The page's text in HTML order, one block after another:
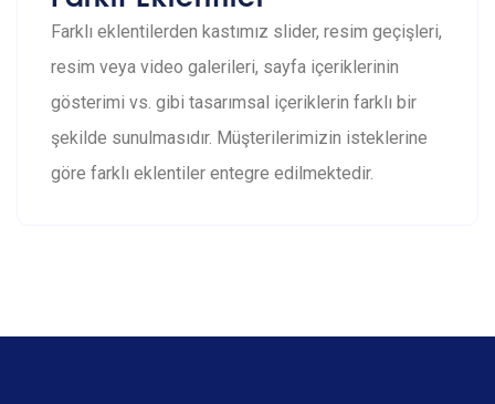
Farklı eklentilerden kastımız slider, resim geçişleri,
resim veya video galerileri, sayfa içeriklerinin
gösterimi vs. gibi tasarımsal içeriklerin farklı bir
şekilde sunulmasıdır. Müşterilerimizin isteklerine
göre farklı eklentiler entegre edilmektedir.